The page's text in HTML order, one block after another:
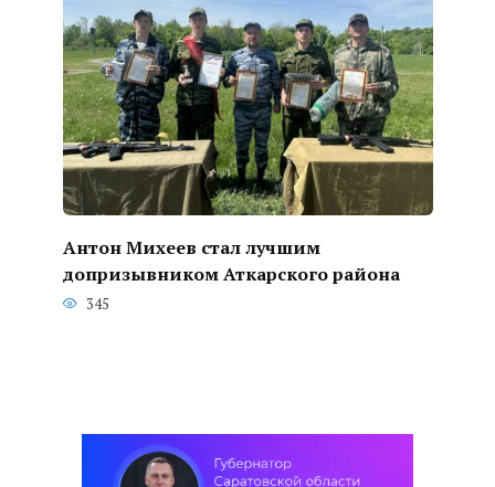
Антон Михеев стал лучшим
допризывником Аткарского района
345